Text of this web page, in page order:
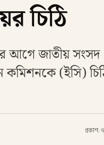
চিঠি
আগে জাতীয় সংসদ
কমিশনকে (ইসি)